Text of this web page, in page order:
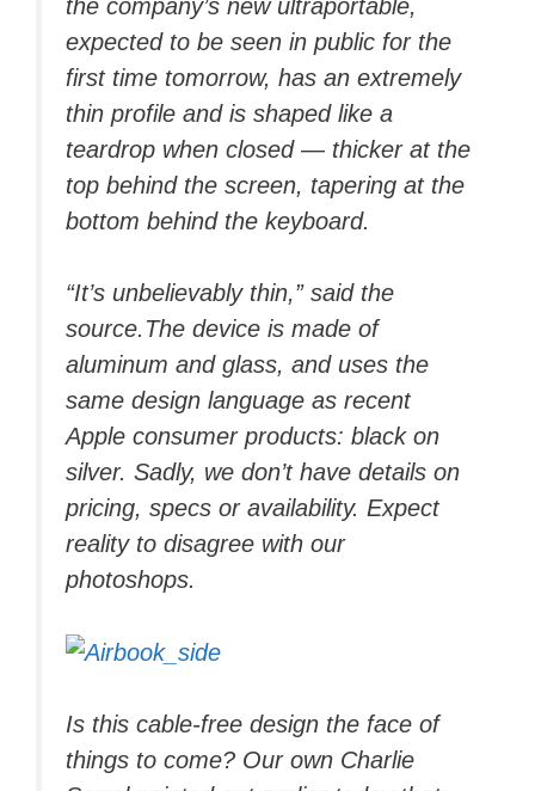
the company’s new ultraportable,
expected to be seen in public for the
first time tomorrow, has an extremely
thin profile and is shaped like a
teardrop when closed — thicker at the
top behind the screen, tapering at the
bottom behind the keyboard.
“It’s unbelievably thin,” said the
source.The device is made of
aluminum and glass, and uses the
same design language as recent
Apple consumer products: black on
silver. Sadly, we don’t have details on
pricing, specs or availability. Expect
reality to disagree with our
photoshops.
Is this cable-free design the face of
things to come? Our own Charlie